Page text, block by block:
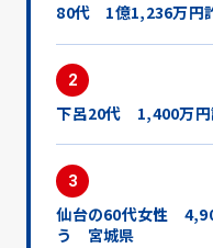
80代 1億1,236万円
2
下呂20代 1,400万
3
仙台の60代女性
う 宮城県